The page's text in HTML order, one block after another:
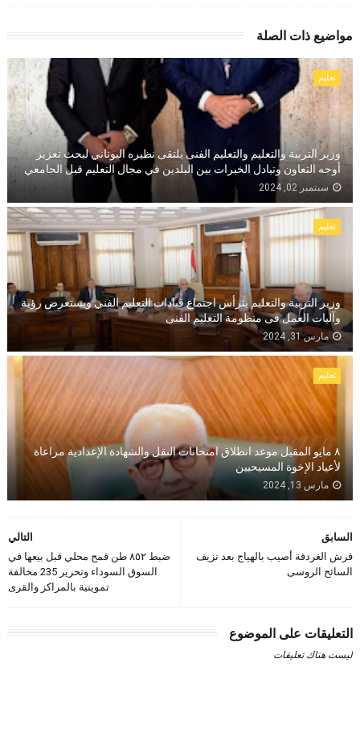
مواضيع ذات الصلة
تعليم
وزير التربية والتعليم والتعليم الفنى يلتقى نظيره اليوناني لبحث تعزيز
أوجه التعاون وتبادل الخبرات بين البلدين في مجال التعليم قبل الجامعي
سبتمبر 02, 2024
تعليم
وزير التربية والتعليم يترأس اجتماع قيادات التعليم الفني ويستعرض رؤية
وآليات العمل فى منظومة التعليم الفنى
مارس 31, 2024
تعليم
٨ مايو المقبل موعد انطلاق امتحانات النقل والشهادة الإعدادية مراعاة
لأعياد الإخوة المسيحيين
مارس 13, 2024
التالي
ضبط ٨٥٢ طن قمح محلي قبل بيعها في
السوق السوداء وتحرير 235 مخالفة
تموينية بالمراكز والقرى
السابق
قرش الغردقة أصيب بالهياج بعد نزيف
السائح الروسى
التعليقات على الموضوع
ليست هناك تعليقات